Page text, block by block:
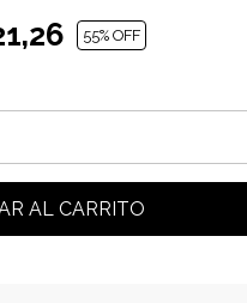
55% OFF
AL CARRITO